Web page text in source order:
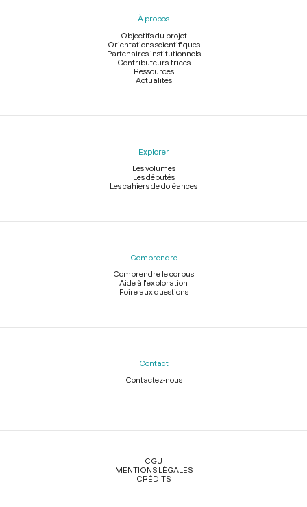
À propos
Objectifs du projet
Orientations scientifiques
Partenaires institutionnels
Contributeurs-trices
Ressources
Actualités
Explorer
Les volumes
Les députés
Les cahiers de doléances
Comprendre
Comprendre le corpus
Aide à l'exploration
Foire aux questions
Contact
Contactez-nous
Légal
CGU
MENTIONS LÉGALES
CRÉDITS